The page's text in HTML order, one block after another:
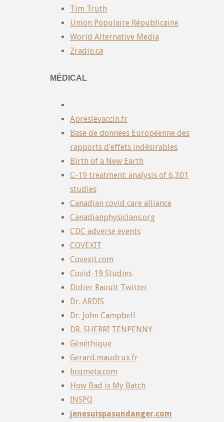
Tim Truth
Union Populaire Républicaine
World Alternative Media
Zradio.ca
MÉDICAL
Apreslevaccin.fr
Base de données Européenne des
rapports d’effets indésirables
Birth of a New Earth
C-19 treatment: analysis of 6,301
studies
Canadian covid care alliance
Canadianphysicians.org
CDC adverse events
COVEXIT
Covexit.com
Covid-19 Studies
Didier Raoult Twitter
Dr. ARDIS
Dr. John Campbell
DR. SHERRI TENPENNY
Gènéthique
Gerard.maudrux.fr
hcqmeta.com
How Bad is My Batch
INSPQ
jenesuispasundanger.com